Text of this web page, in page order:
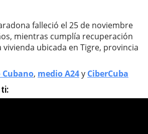
falleció el 25 de noviembre
mientras cumplía recuperación
ubicada en Tigre, provincia
Cubano, medio A24y CiberCuba
ti: